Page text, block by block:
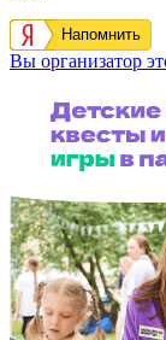
Напомнить
Вы организатор